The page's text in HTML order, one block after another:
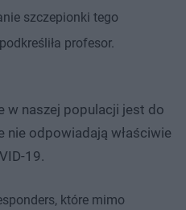
szczepionki tego
profesor.
w naszej populacji jest do
odpowiadają właściwie
19.
które mimo